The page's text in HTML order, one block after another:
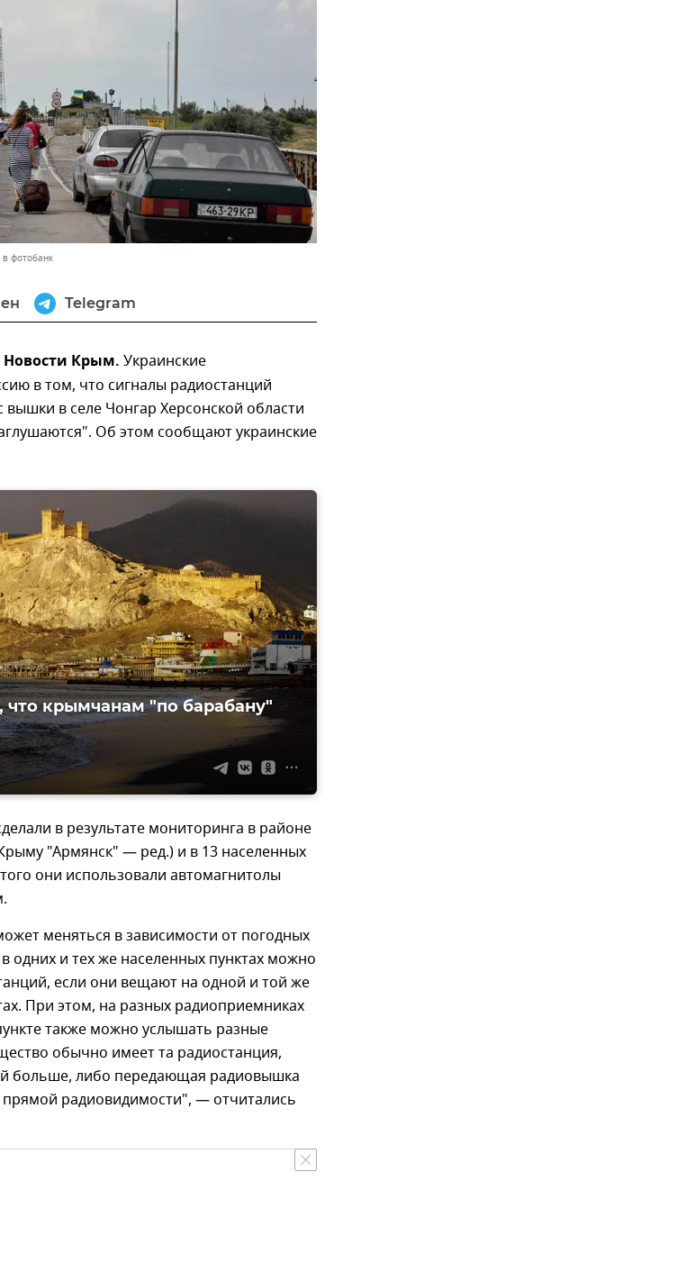
в фотобанк
Telegram
Крым. Украинские
в том, что сигналы радиостанций
в селе Чонгар Херсонской области
Об этом сообщают украинские
крымчанам "по барабану"
в результате мониторинга в районе
"Армянск" — ред.) и в 13 населенных
они использовали автомагнитолы
меняться в зависимости от погодных
одних и тех же населенных пунктах можно
если они вещают на одной и той же
При этом, на разных радиоприемниках
также можно услышать разные
обычно имеет та радиостанция,
больше, либо передающая радиовышка
радиовидимости", — отчитались